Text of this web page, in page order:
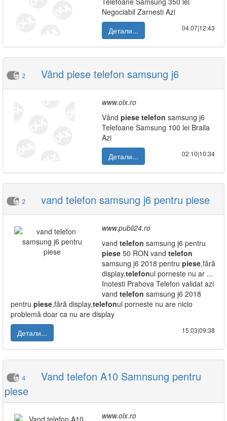
Negociabil Zarnesti Azi
Детали...
04.07|12:43
2 Vând piese telefon samsung j6
www.olx.ro
Vând piese telefon samsung j6
Telefoane Samsung 100 lei Braila
Azi
Детали...
02.10|10:34
2 vand telefon samsung j6 pentru piese
www.publi24.ro
vand telefon samsung j6 pentru
piese 50 RON vand telefon
samsung j6 2018 pentru piese,fără
display,telefonul porneste nu ar ...
Inotesti Prahova Telefon validat azi
vand telefon samsung j6 2018
pentru piese,fără display,telefonul porneste nu are nicio
problemă doar ca nu are display
Детали...
15.03|09:38
4
Vand telefon A10 Samnsung pentru
piese
www.olx.ro